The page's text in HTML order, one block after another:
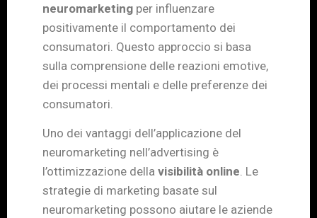
neuromarketing per influenzare
positivamente il comportamento dei
consumatori. Questo approccio si basa
sulla comprensione delle reazioni emotive,
dei processi mentali e delle preferenze dei
consumatori.
Uno dei vantaggi dell’applicazione del
neuromarketing nell’advertising è
l’ottimizzazione della visibilità online. Le
strategie di marketing basate sul
neuromarketing possono aiutare le aziende